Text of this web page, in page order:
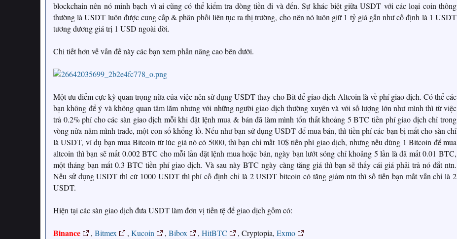
blockchain nên nó minh bạch vì ai cũng có thể kiểm tra dòng tiền đi và đến. Sự khác biệt giữa USDT với các loại coin thông
thường là USDT luôn được cung cấp & phân phối liên tục ra thị trường, cho nên nó luôn giữ 1 tỷ giá gần như cố định là 1 USDT
tương đương giá trị 1 USD ngoài đời.
Chi tiết hơn về vấn đề này các bạn xem phần nâng cao bên dưới.
Một ưu điểm cực kỳ quan trọng nữa của việc nên sử dụng USDT thay cho Bit để giao dịch Altcoin là về phí giao dịch. Có thể các
bạn không để ý và không quan tâm lắm nhưng với những người giao dịch thường xuyên và với số lượng lớn như mình thì từ việc
trả 0.2% phí cho các sàn giao dịch mỗi khi đặt lệnh mua & bán đã làm mình tổn thất khoảng 5 BTC tiền phí giao dịch chỉ trong
vòng nửa năm mình trade, một con số khổng lồ. Nếu như bạn sử dụng USDT để mua bán, thì tiền phí các bạn bị mất cho sàn chỉ
là USDT, ví dụ bạn mua Bitcoin từ lúc giá nó có 5000, thì bạn chỉ mất 10$ tiền phí giao dịch, nhưng nếu dùng 1 Bitcoin để mua
altcoin thì bạn sẽ mất 0.002 BTC cho mỗi lần đặt lệnh mua hoặc bán, ngày bạn lướt sóng chỉ khoảng 5 lần là đã mất 0.01 BTC,
một tháng bạn mất 0.3 BTC tiền phí giao dịch. Và sau này BTC ngày càng tăng giá thì bạn sẽ thấy cái giá phải trả nó đắt ntn.
Nếu sử dụng USDT thì cứ 1000 USDT thì phí cố định chỉ là 2 USDT bitcoin có tăng giảm ntn thì số tiền bạn mất vẫn chỉ là 2
USDT.
Hiện tại các sàn giao dịch đưa USDT làm đơn vị tiền tệ để giao dịch gồm có:
Binance , Bitmex , Kucoin , Bibox , HitBTC , Cryptopia, Exmo